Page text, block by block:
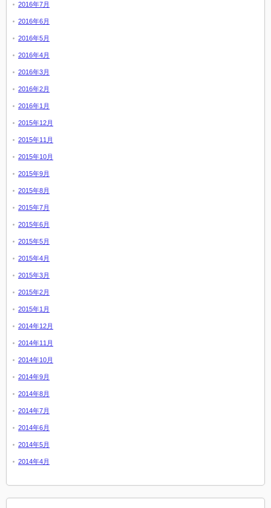
2016年7月
2016年6月
2016年5月
2016年4月
2016年3月
2016年2月
2016年1月
2015年12月
2015年11月
2015年10月
2015年9月
2015年8月
2015年7月
2015年6月
2015年5月
2015年4月
2015年3月
2015年2月
2015年1月
2014年12月
2014年11月
2014年10月
2014年9月
2014年8月
2014年7月
2014年6月
2014年5月
2014年4月